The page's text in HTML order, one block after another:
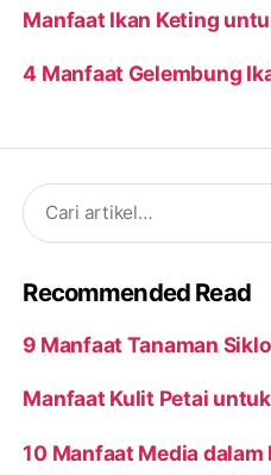
Manfaat Ikan Keting
4 Manfaat Gelembung
Search
for:
Recommended Read
9 Manfaat Tanaman
Manfaat Kulit Petai
10 Manfaat Media